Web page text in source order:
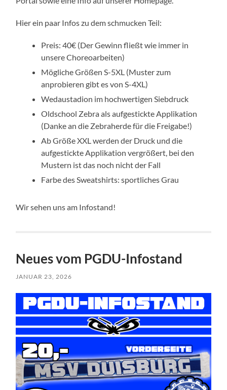
Hier ein paar Infos zu dem schmucken Teil:
Preis: 40€ (Der Gewinn fließt wie immer in
unsere Choreoarbeiten)
Mögliche Größen S-5XL (Muster zum
anprobieren gibt es von S-4XL)
Wedaustadion im hochwertigen Siebdruck
Oldschool Zebra als aufgestickte Applikation
(Danke an die Zebraherde für die Freigabe!)
Ab Größe XXL werden der Druck und die
aufgestickte Applikation vergrößert, bei den
Mustern ist das noch nicht der Fall
Farbe des Sweatshirts: sportliches Grau
Wir sehen uns am Infostand!
Neues vom PGDU-Infostand
JANUAR 23, 2026